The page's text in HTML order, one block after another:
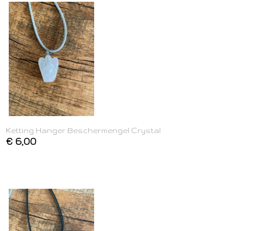
Ketting Hanger Beschermengel Crystal
€ 6,00